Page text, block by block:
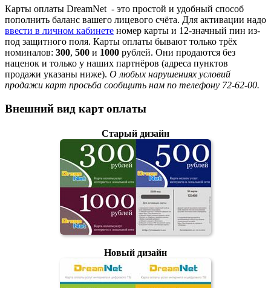
Карты оплаты DreamNet - это простой и удобный способ
пополнить баланс вашего лицевого счёта. Для активации надо
ввести в личном кабинете номер карты и 12-значный пин из-
под защитного поля. Карты оплаты бывают только трёх
номиналов: 300, 500 и 1000 рублей. Они продаются без
наценок и только у наших партнёров (адреса пунктов
продажи указаны ниже). О любых нарушениях условий
продажи карт просьба сообщить нам по телефону 72-62-00.
Внешний вид карт оплаты
Старый дизайн
Новый дизайн